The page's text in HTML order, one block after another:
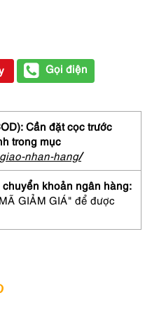
Gọi điện
Cần đặt cọc trước
trong mục
nhan-hang/
khoản ngân hàng:
GIẢM GIÁ" để được